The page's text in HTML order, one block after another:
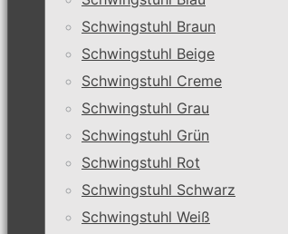
Schwingstuhl Braun
Schwingstuhl Beige
Schwingstuhl Creme
Schwingstuhl Grau
Schwingstuhl Grün
Schwingstuhl Rot
Schwingstuhl Schwarz
Schwingstuhl Weiß